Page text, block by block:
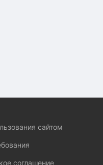
сайтом
соглашение